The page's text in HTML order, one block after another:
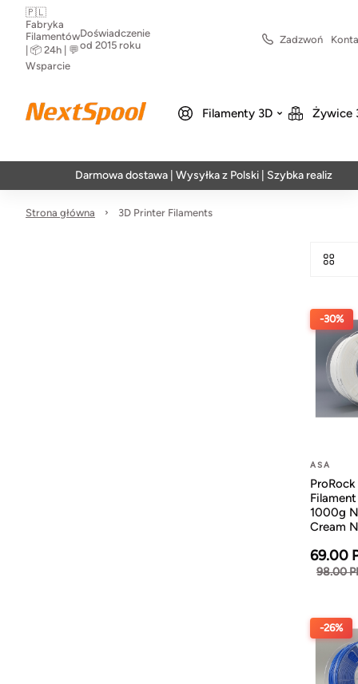
🇵🇱
Fabryka
Filamentów
| 📦 24h | 💬
Wsparcie
Doświadczenie
od 2015 roku
Zadzwoń
Filamenty 3D Żywice
Darmowa dostawa | Wysyłka z Polski | Szybka realizacja w
Strona główna 3D Printer Filaments
-30%
ASA
1000g
Cream
69.00
98.00
-26%